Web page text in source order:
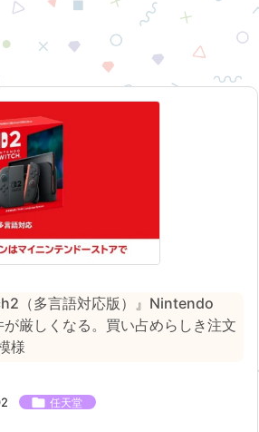
（多言語対応版）』Nintendo
厳しくなる。買い占めらしき注文
様
 任天堂